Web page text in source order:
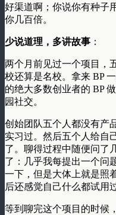
好渠道啊；你说你有种子
你几百倍。
少说道理，多讲故事 ：
两个月前见过一个项目，
校还算是名校。拿来 BP
的绝大多数创业者的 BP
园社交。
创始团队五个人都没有产
实习过。然后五个人给自
了。聊得过程中随便问了
了：几乎我每提出一个问
一下，但是大体上就是照
后还感觉自己什么都试用
等到聊完这个项目的时候